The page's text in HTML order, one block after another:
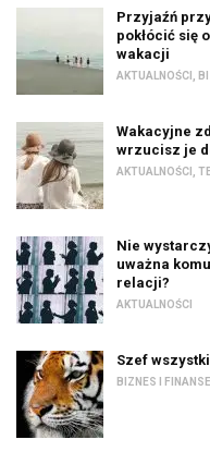
Przyjaźń
pokłócić się
wakacji
AKTUALNOŚCI
Wakacyjne
wrzucisz je
AKTUALNOŚCI
Nie
uważna
relacji?
AKTUALNOŚCI
Szef
BIZNES I FINANSE